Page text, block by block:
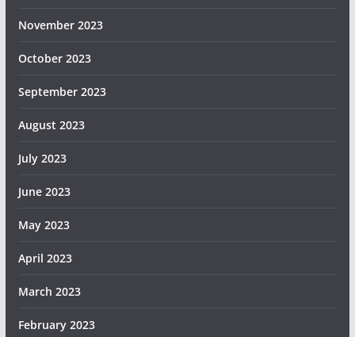
November 2023
October 2023
September 2023
August 2023
July 2023
June 2023
May 2023
April 2023
March 2023
February 2023